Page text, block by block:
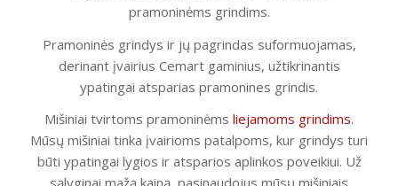
pramoninėms grindims.
Pramoninės grindys ir jų pagrindas suformuojamas,
derinant įvairius Cemart gaminius, užtikrinantis
ypatingai atsparias pramonines grindis.
Mišiniai tvirtoms pramoninėms liejamoms grindims.
Mūsų mišiniai tinka įvairioms patalpoms, kur grindys turi
būti ypatingai lygios ir atsparios aplinkos poveikiui. Už